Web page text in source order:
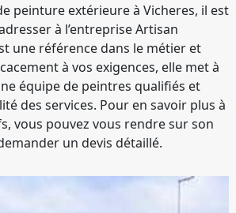
peinture extérieure à Vicheres, il est
à l’entreprise Artisan
une référence dans le métier et
à vos exigences, elle met à
équipe de peintres qualifiés et
des services. Pour en savoir plus à
vous pouvez vous rendre sur son
un devis détaillé.